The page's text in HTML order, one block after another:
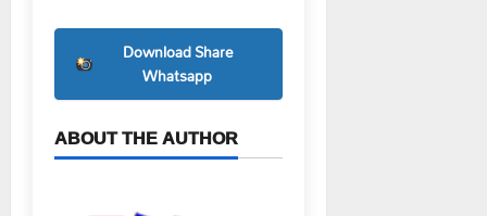
Download Share
Whatsapp
ABOUT THE AUTHOR